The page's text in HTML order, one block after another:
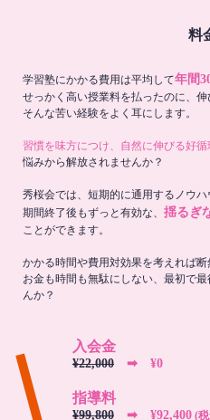
料
学習塾にかかる費用は平均して年間
せっかく高い授業料を払ったのに、伸
そんな苦い経験をよく耳にします。
習慣を味方につけ、自然に伸びる好
悩みから解放されませんか？
秀桜会では、短期的に通用するノウハ
期間終了後もずっと有効な、 揺るぎ
ことができます。
かかる時間や費用対効果を考えれば断
お金も時間も無駄にしない、最初で
んか？
入会金
¥22,000 ➡︎ ¥0
指導料
¥99,800 ➡︎ ¥92,400 (